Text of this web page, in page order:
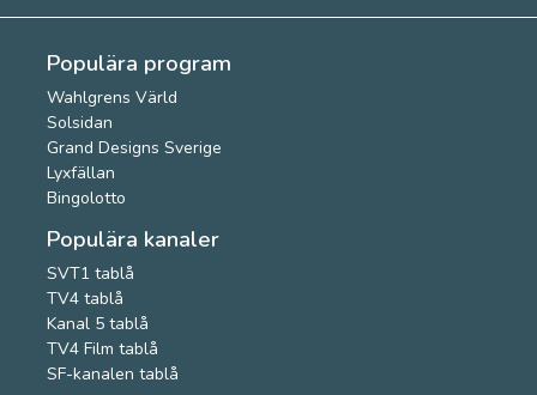
Populära program
Wahlgrens Värld
Solsidan
Grand Designs Sverige
Lyxfällan
Bingolotto
Populära kanaler
SVT1 tablå
TV4 tablå
Kanal 5 tablå
TV4 Film tablå
SF-kanalen tablå